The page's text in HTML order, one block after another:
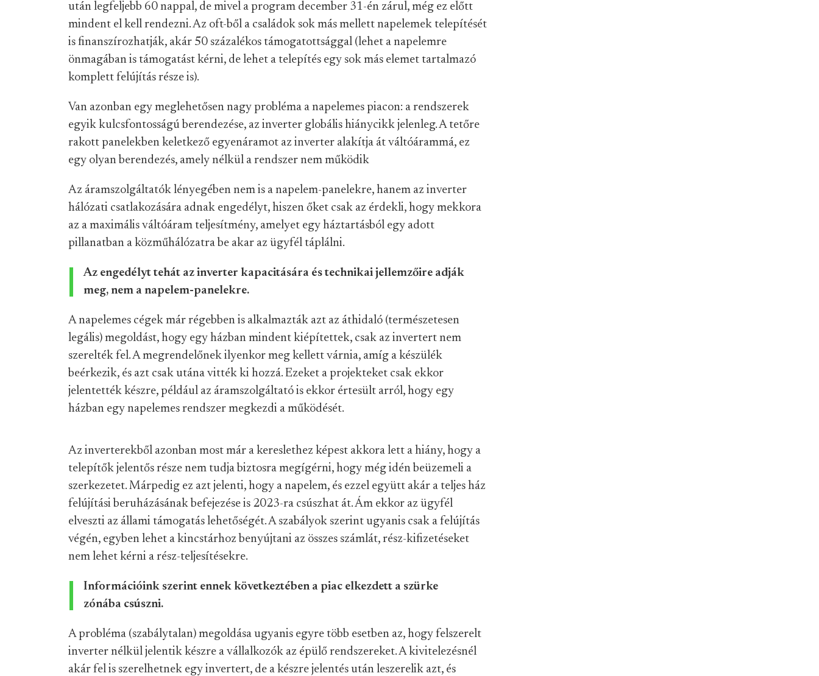
után legfeljebb 60 nappal, de mivel a program december 31-én zárul, még ez előtt
mindent el kell rendezni. Az oft-ből a családok sok más mellett napelemek telepítését
is finanszírozhatják, akár 50 százalékos támogatottsággal (lehet a napelemre
önmagában is támogatást kérni, de lehet a telepítés egy sok más elemet tartalmazó
komplett felújítás része is).
Van azonban egy meglehetősen nagy probléma a napelemes piacon: a rendszerek
egyik kulcsfontosságú berendezése, az inverter globális hiánycikk jelenleg. A tetőre
rakott panelekben keletkező egyenáramot az inverter alakítja át váltóárammá, ez
egy olyan berendezés, amely nélkül a rendszer nem működik
Az áramszolgáltatók lényegében nem is a napelem-panelekre, hanem az inverter
hálózati csatlakozására adnak engedélyt, hiszen őket csak az érdekli, hogy mekkora
az a maximális váltóáram teljesítmény, amelyet egy háztartásból egy adott
pillanatban a közműhálózatra be akar az ügyfél táplálni.
Az engedélyt tehát az inverter kapacitására és technikai jellemzőire adják
meg, nem a napelem-panelekre.
A napelemes cégek már régebben is alkalmazták azt az áthidaló (természetesen
legális) megoldást, hogy egy házban mindent kiépítettek, csak az invertert nem
szerelték fel. A megrendelőnek ilyenkor meg kellett várnia, amíg a készülék
beérkezik, és azt csak utána vitték ki hozzá. Ezeket a projekteket csak ekkor
jelentették készre, például az áramszolgáltató is ekkor értesült arról, hogy egy
házban egy napelemes rendszer megkezdi a működését.
Az inverterekből azonban most már a kereslethez képest akkora lett a hiány, hogy a
telepítők jelentős része nem tudja biztosra megígérni, hogy még idén beüzemeli a
szerkezetet. Márpedig ez azt jelenti, hogy a napelem, és ezzel együtt akár a teljes ház
felújítási beruházásának befejezése is 2023-ra csúszhat át. Ám ekkor az ügyfél
elveszti az állami támogatás lehetőségét. A szabályok szerint ugyanis csak a felújítás
végén, egyben lehet a kincstárhoz benyújtani az összes számlát, rész-kifizetéseket
nem lehet kérni a rész-teljesítésekre.
Információink szerint ennek következtében a piac elkezdett a szürke
zónába csúszni.
A probléma (szabálytalan) megoldása ugyanis egyre több esetben az, hogy felszerelt
inverter nélkül jelentik készre a vállalkozók az épülő rendszereket. A kivitelezésnél
akár fel is szerelhetnek egy invertert, de a készre jelentés után leszerelik azt, és